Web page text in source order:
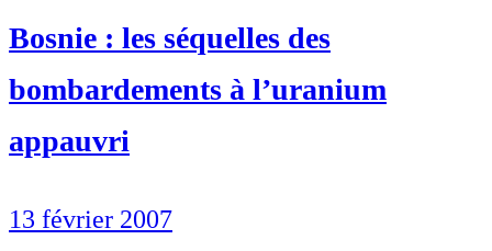
Bosnie : les séquelles des
bombardements à l’uranium
appauvri
13 février 2007